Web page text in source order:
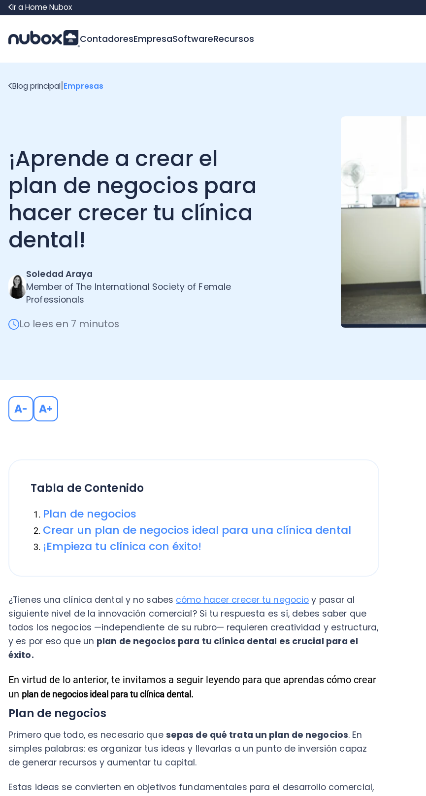
Ir a Home Nubox
ContadoresEmpresaSoftwareRecursos
¡Aprende a crear el
plan de negocios para
hacer crecer tu clínica
dental!
Soledad Araya
Professionals
Lo lees en 7 minutos
Crear un plan de negocios ideal para una clínica dental
¡Empieza tu clínica con éxito!
¿Tienes una clínica dental y no sabescómo hacer crecer tu negocio
éxito.
En virtud de lo anterior, te invitamos a seguir leyendo para que aprendas cómo crear
unplan de negocios ideal para tu clínica dental.
Plan de negocios
simples palabras: es organizar tus ideas y llevarlas a un punto de inversión capaz
de generar recursos y aumentar tu capital.
Estas ideas se convierten en objetivos fundamentales para el desarrollo comercial,
y para atender las necesidades del cliente o usuarios en relación a los servicios o
productos que se entregan.
Un plan de negocios también puede llevarte a encontrar inversores adecuados
nivel. Este puede ser multifuncional a modo de gestión de trabajo administrativo y,